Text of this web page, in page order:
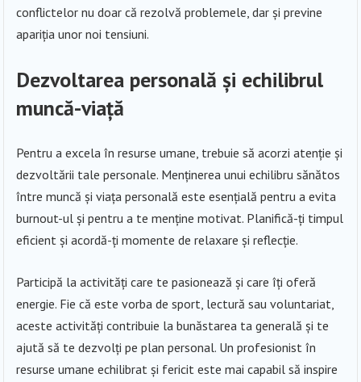
conflictelor nu doar că rezolvă problemele, dar și previne
apariția unor noi tensiuni.
Dezvoltarea personală și echilibrul
muncă-viață
Pentru a excela în resurse umane, trebuie să acorzi atenție și
dezvoltării tale personale. Menținerea unui echilibru sănătos
între muncă și viața personală este esențială pentru a evita
burnout-ul și pentru a te menține motivat. Planifică-ți timpul
eficient și acordă-ți momente de relaxare și reflecție.
Participă la activități care te pasionează și care îți oferă
energie. Fie că este vorba de sport, lectură sau voluntariat,
aceste activități contribuie la bunăstarea ta generală și te
ajută să te dezvolți pe plan personal. Un profesionist în
resurse umane echilibrat și fericit este mai capabil să inspire